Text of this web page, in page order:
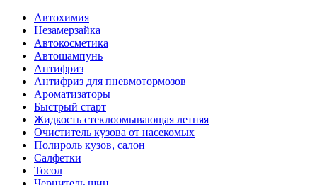
Автохимия
Незамерзайка
Автокосметика
Автошампунь
Антифриз
Антифриз для пневмотормозов
Ароматизаторы
Быстрый старт
Жидкость стеклоомывающая летняя
Очиститель кузова от насекомых
Полироль кузов, салон
Салфетки
Тосол